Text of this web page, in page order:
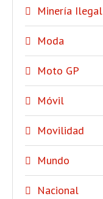
Minería Ilegal
Moda
Moto GP
Móvil
Movilidad
Mundo
Nacional